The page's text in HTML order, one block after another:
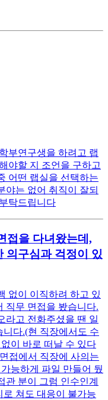
부연구생을 하려고 랩
야할 지 조언을 구하고
어떤 랩실을 선택하는
야는 없어 취직이 잘되
탁드립니다
접을 다녀왔는데,
의구심과 걱정이 있
없이 이직하려 하고 있
직무 면접을 봤습니다.
라고 전화주셨을 땐 일
다.(현 직장에서도 수
이 바로 떠날 수 있다
접에서 직장에 사의는
능하게 파일 만들어 뒀
관 분이 그럼 인수인계
쳐도 대응이 불가능